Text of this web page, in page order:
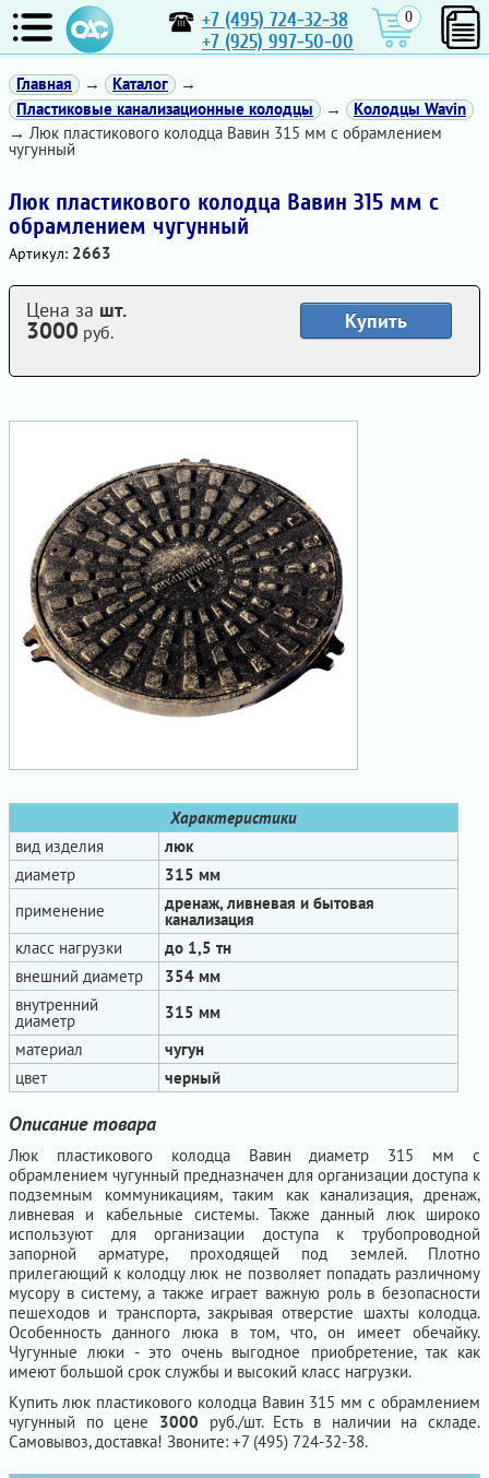
+7 (495) 724-32-38
+7 (925) 997-50-00
0
Главная → Каталог
→
Пластиковые канализационные колодцы
→
Колодцы Wavin
→ Люк пластикового колодца Вавин 315 мм с обрамлением
чугунный
Люк пластикового колодца Вавин 315 мм с
обрамлением чугунный
Артикул: 2663
Характеристики
вид изделия
люк
диаметр
315 мм
применение
дренаж, ливневая и бытовая
канализация
класс нагрузки
до 1,5 тн
внешний диаметр
354 мм
внутренний
диаметр
315 мм
материал
чугун
цвет
черный
Купить
Цена за шт.
3000 руб.
Описание товара
Люк пластикового колодца Вавин диаметр 315 мм с
обрамлением чугунный предназначен для организации доступа к
подземным коммуникациям, таким как канализация, дренаж,
ливневая и кабельные системы. Также данный люк широко
используют для организации доступа к трубопроводной
запорной арматуре, проходящей под землей. Плотно
прилегающий к колодцу люк не позволяет попадать различному
мусору в систему, а также играет важную роль в безопасности
пешеходов и транспорта, закрывая отверстие шахты колодца.
Особенность данного люка в том, что, он имеет обечайку.
Чугунные люки - это очень выгодное приобретение, так как
имеют большой срок службы и высокий класс нагрузки.
Купить люк пластикового колодца Вавин 315 мм с обрамлением
чугунный по цене 3000 руб./шт. Есть в наличии на складе.
Самовывоз, доставка! Звоните: +7 (495) 724-32-38.